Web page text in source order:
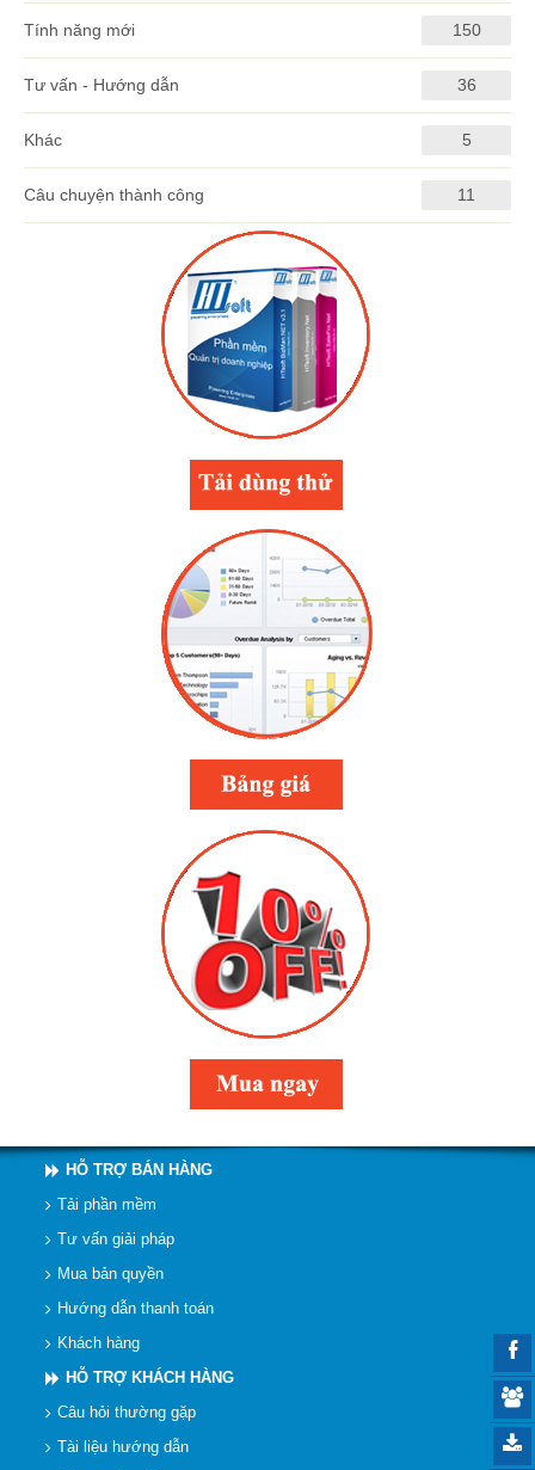
Tính năng mới 150
Tư vấn - Hướng dẫn 36
Khác 5
Câu chuyện thành công 11
HỖ TRỢ BÁN HÀNG
Tải phần mềm
Tư vấn giải pháp
Mua bản quyền
Hướng dẫn thanh toán
Khách hàng
HỖ TRỢ KHÁCH HÀNG
Câu hỏi thường gặp
Tài liệu hướng dẫn